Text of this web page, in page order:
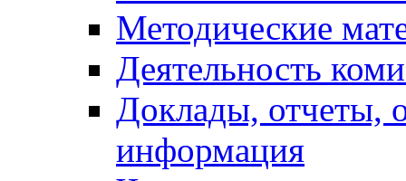
Методические
Деятельность
Доклады, отчеты,
информация